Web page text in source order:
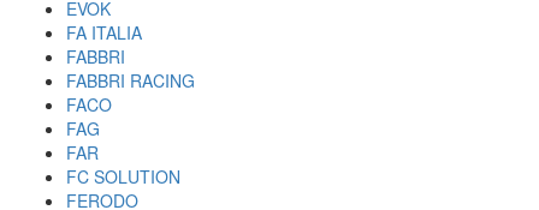
EVOK
FA ITALIA
FABBRI
FABBRI RACING
FACO
FAG
FAR
FC SOLUTION
FERODO